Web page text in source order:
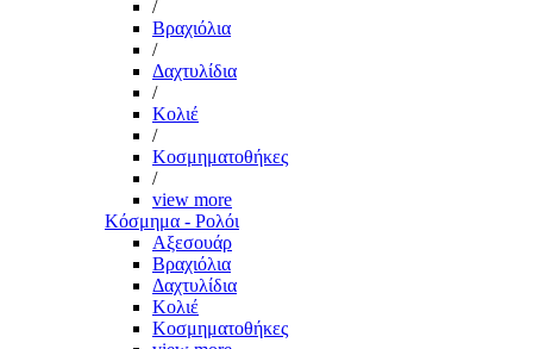
/
Βραχιόλια
/
Δαχτυλίδια
/
Κολιέ
/
Κοσμηματοθήκες
/
view more
Κόσμημα - Ρολόι
Αξεσουάρ
Βραχιόλια
Δαχτυλίδια
Κολιέ
Κοσμηματοθήκες